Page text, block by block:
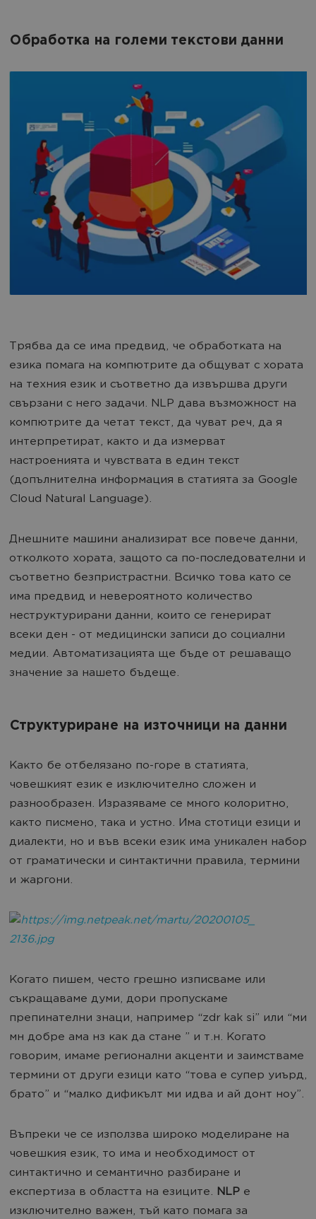
Обработка на големи текстови данни
Трябва да се има предвид, че обработката на
езика помага на компютрите да общуват с хората
на техния език и съответно да извършва други
свързани с него задачи. NLP дава възможност на
компютрите да четат текст, да чуват реч, да я
интерпретират, както и да измерват
настроенията и чувствата в един текст
(допълнителна информация в статията за Google
Cloud Natural Language).
Днешните машини анализират все повече данни,
отколкото хората, защото са по-последователни и
съответно безпристрастни. Всичко това като се
има предвид и невероятното количество
неструктурирани данни, които се генерират
всеки ден - от медицински записи до социални
медии. Автоматизацията ще бъде от решаващо
значение за нашето бъдеще.
Структуриране на източници на данни
Както бе отбелязано по-горе в статията,
човешкият език е изключително сложен и
разнообразен. Изразяваме се много колоритно,
както писмено, така и устно. Има стотици езици и
диалекти, но и във всеки език има уникален набор
от граматически и синтактични правила, термини
и жаргони.
Когато пишем, често грешно изписваме или
съкращаваме думи, дори пропускаме
препинателни знаци, например “zdr kak si” или “ми
мн добре ама нз как да стане ” и т.н. Когато
говорим, имаме регионални акценти и заимстваме
термини от други езици като “това е супер уиърд,
брато” и “малко дификълт ми идва и ай донт ноу”.
Въпреки че се използва широко моделиране на
човешкия език, то има и необходимост от
синтактично и семантично разбиране и
експертиза в областта на езиците. NLP е
изключително важен, тъй като помага за